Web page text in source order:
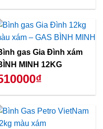
gas Gia Đình xám
MINH 12KG